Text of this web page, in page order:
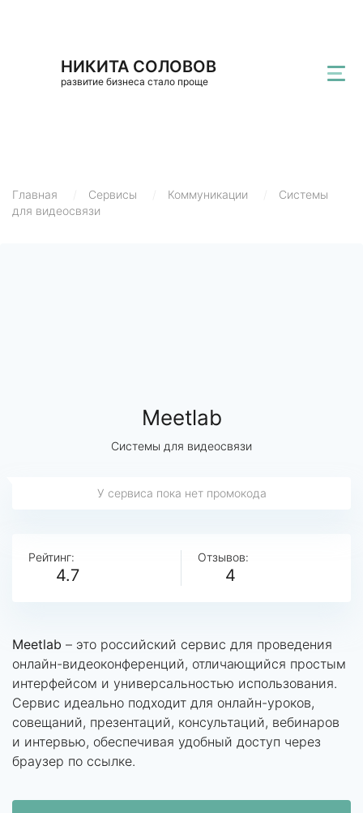
НИКИТА СОЛОВОВ
развитие бизнеса стало проще
Главная Сервисы Коммуникации
Системы
для видеосвязи
Meetlab
Системы для видеосвязи
У сервиса пока нет промокода
Рейтинг:
4.7
Отзывов:
4
Meetlab – это российский сервис для проведения
онлайн-видеоконференций, отличающийся простым
интерфейсом и универсальностью использования.
Сервис идеально подходит для онлайн-уроков,
совещаний, презентаций, консультаций, вебинаров
и интервью, обеспечивая удобный доступ через
браузер по ссылке.